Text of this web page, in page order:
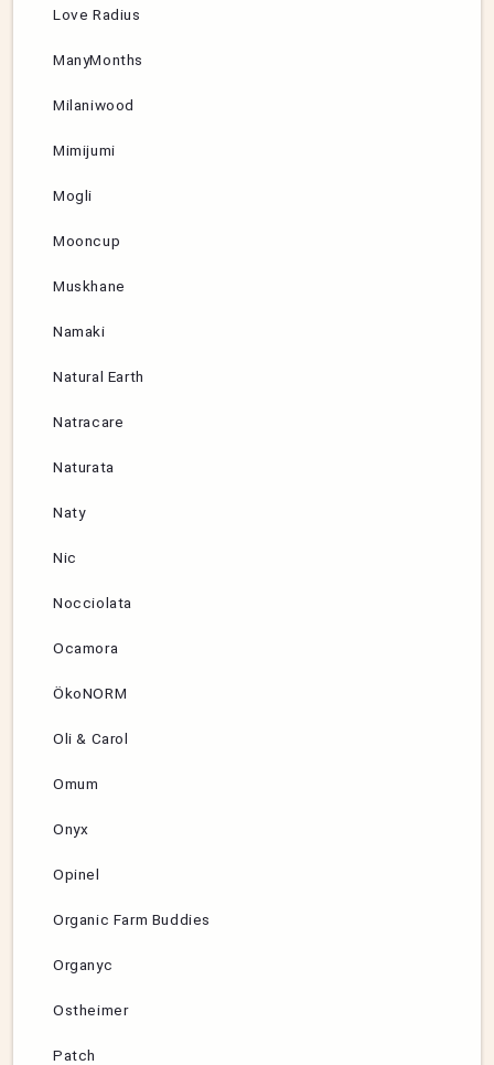
Love Radius
ManyMonths
Milaniwood
Mimijumi
Mogli
Mooncup
Muskhane
Namaki
Natural Earth
Natracare
Naturata
Naty
Nic
Nocciolata
Ocamora
ÖkoNORM
Oli & Carol
Omum
Onyx
Opinel
Organic Farm Buddies
Organyc
Ostheimer
Patch